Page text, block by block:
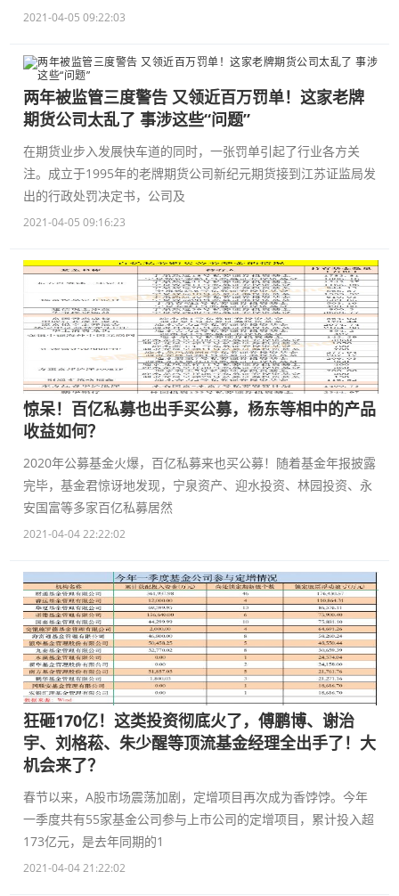
2021-04-05 09:22:03
两年被监管三度警告 又领近百万罚单！这家老牌
期货公司太乱了 事涉这些“问题”
在期货业步入发展快车道的同时，一张罚单引起了行业各方关
注。成立于1995年的老牌期货公司新纪元期货接到江苏证监局发
出的行政处罚决定书，公司及
2021-04-05 09:16:23
惊呆！百亿私募也出手买公募，杨东等相中的产品
收益如何？
2020年公募基金火爆，百亿私募来也买公募！随着基金年报披露
完毕，基金君惊讶地发现，宁泉资产、迎水投资、林园投资、永
安国富等多家百亿私募居然
2021-04-04 22:22:02
狂砸170亿！这类投资彻底火了，傅鹏博、谢治
宇、刘格菘、朱少醒等顶流基金经理全出手了！大
机会来了？
春节以来，A股市场震荡加剧，定增项目再次成为香饽饽。今年
一季度共有55家基金公司参与上市公司的定增项目，累计投入超
173亿元，是去年同期的1
2021-04-04 21:22:02